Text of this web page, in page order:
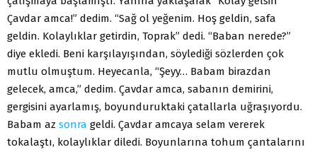
Çavdar amca!” dedim. “Sağ ol yeğenim. Hoş geldin, safa
geldin. Kolaylıklar getirdin, Toprak” dedi. “Baban nerede?”
diye ekledi. Beni karşılayışından, söylediği sözlerden çok
mutlu olmuştum. Heyecanla, “Şeyy… Babam birazdan
gelecek, amca,” dedim. Çavdar amca, sabanın demirini,
gergisini ayarlamış, boyunduruktaki çatallarla uğraşıyordu.
Babam az sonra geldi. Çavdar amcaya selam vererek
tokalaştı, kolaylıklar diledi. Boyunlarına tohum çantalarını